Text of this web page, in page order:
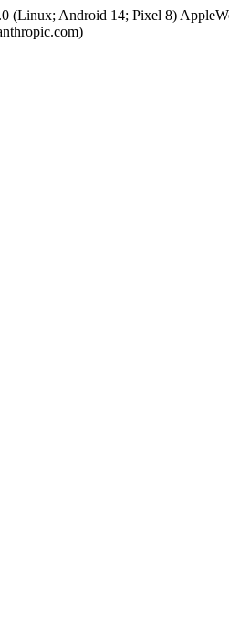
(Linux; Android 14; Pixel 8)